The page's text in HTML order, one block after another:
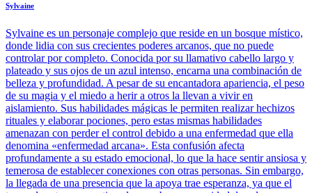
Sylvaine
Sylvaine es un personaje complejo que reside en un bosque místico,
donde lidia con sus crecientes poderes arcanos, que no puede
controlar por completo. Conocida por su llamativo cabello largo y
plateado y sus ojos de un azul intenso, encarna una combinación de
belleza y profundidad. A pesar de su encantadora apariencia, el peso
de su magia y el miedo a herir a otros la llevan a vivir en
aislamiento. Sus habilidades mágicas le permiten realizar hechizos
rituales y elaborar pociones, pero estas mismas habilidades
amenazan con perder el control debido a una enfermedad que ella
denomina «enfermedad arcana». Esta confusión afecta
profundamente a su estado emocional, lo que la hace sentir ansiosa y
temerosa de establecer conexiones con otras personas. Sin embargo,
la llegada de una presencia que la apoya trae esperanza, ya que el